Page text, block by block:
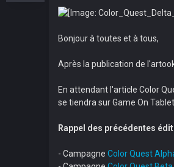
Bonjour à toutes et à tous,
Après la publication de
En attendant l'article Color
se tiendra sur Game On
Rappel des précédentes
- Campagne Color Quest